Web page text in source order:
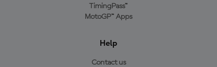
TimingPass™
MotoGP™ Apps
Help
Contact us